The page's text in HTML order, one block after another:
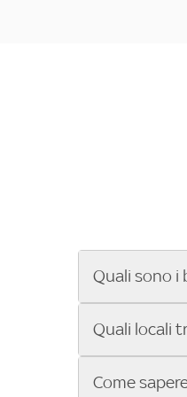
Quali sono i
Se cerchi un
ENILIVE, la
Sky Bar ti
Quali locali
Vuoi sapere
Come